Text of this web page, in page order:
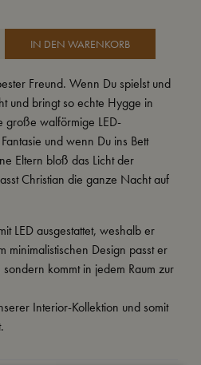
IN DEN WARENKORB
Freund. Wenn Du spielst und
und bringt so echte Hygge in
große walförmige LED-
und wenn Du ins Bett
Eltern bloß das Licht der
Christian die ganze Nacht auf
LED ausgestattet, weshalb er
minimalistischen Design passt er
kommt in jedem Raum zur
Interior-Kollektion und somit